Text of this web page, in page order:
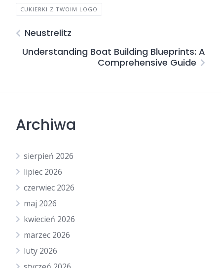
CUKIERKI Z TWOIM LOGO
Neustrelitz
Understanding Boat Building Blueprints: A
Comprehensive Guide
Archiwa
sierpień 2026
lipiec 2026
czerwiec 2026
maj 2026
kwiecień 2026
marzec 2026
luty 2026